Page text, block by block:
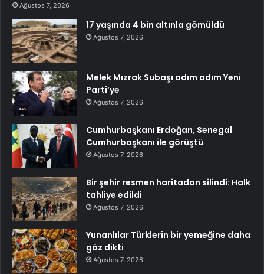
Ağustos 7, 2026
17 yaşında 4 bin altınla gömüldü
Ağustos 7, 2026
Melek Mızrak Subaşı adım adım Yeni
Parti’ye
Ağustos 7, 2026
Cumhurbaşkanı Erdoğan, Senegal
Cumhurbaşkanı ile görüştü
Ağustos 7, 2026
Bir şehir resmen haritadan silindi: Halk
tahliye edildi
Ağustos 7, 2026
Yunanlılar Türklerin bir yemeğine daha
göz dikti
Ağustos 7, 2026